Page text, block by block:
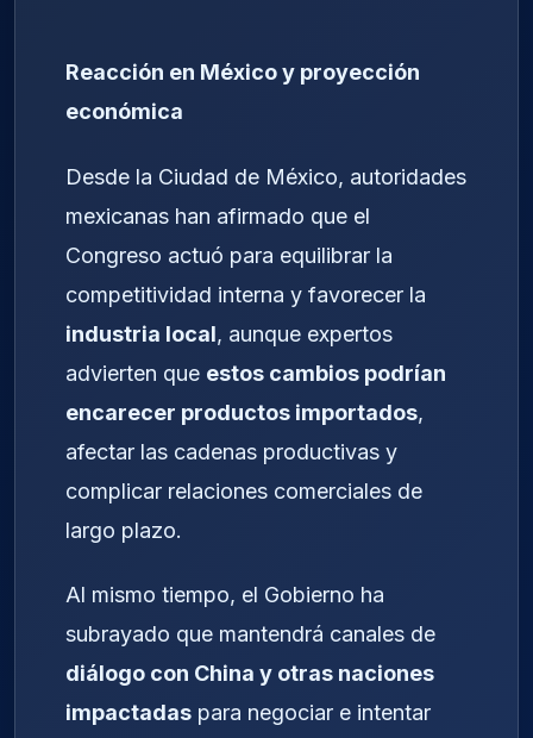
Reacción en México y proyección
económica
Desde la Ciudad de México, autoridades
mexicanas han afirmado que el
Congreso actuó para equilibrar la
competitividad interna y favorecer la
industria local, aunque expertos
advierten que estos cambios podrían
encarecer productos importados,
afectar las cadenas productivas y
complicar relaciones comerciales de
largo plazo.
Al mismo tiempo, el Gobierno ha
subrayado que mantendrá canales de
diálogo con China y otras naciones
impactadas para negociar e intentar